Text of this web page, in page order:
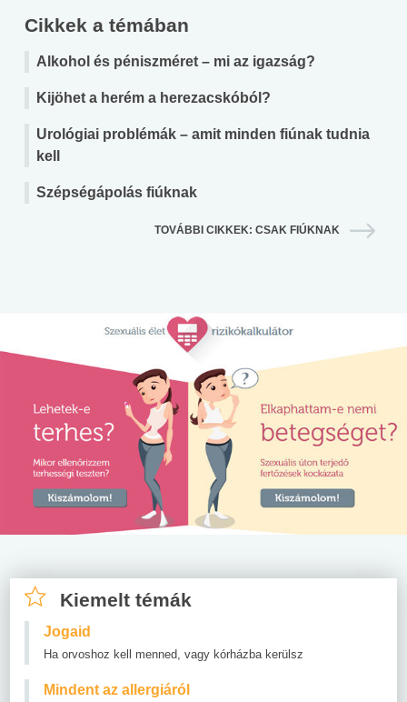
Cikkek a témában
Alkohol és péniszméret – mi az igazság?
Kijöhet a herém a herezacskóból?
Urológiai problémák – amit minden fiúnak tudnia
kell
Szépségápolás fiúknak
TOVÁBBI CIKKEK: CSAK FIÚKNAK
Kiemelt témák
Jogaid
Ha orvoshoz kell menned, vagy kórházba kerülsz
Mindent az allergiáról